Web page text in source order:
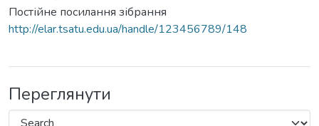
Постійне посилання зібрання
http://elar.tsatu.edu.ua/handle/123456789/148
Переглянути